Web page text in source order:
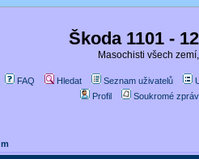
Škoda 1101 -
Masochisti všech
FAQ Hledat Seznam uživatelů
Profil
Soukromé